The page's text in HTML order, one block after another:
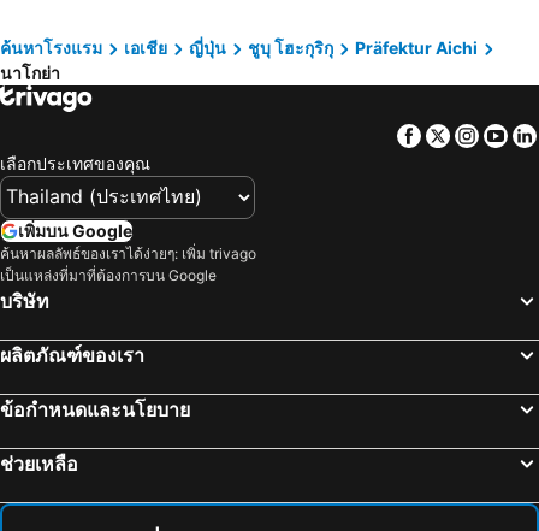
โรงแรมนาโกย่า แมริออท แอสโซเซีย
Hotel JAL City Nagoya Nishiki
Comfort Hotel Nagoya Meiekiminami
Kuwana, คินกิ โรงแรม
Komono, คินกิ โรงแรม
Suzuka, คินกิ โรงแรม
Mihama, ชูบุ โฮะกุริกุ โรงแรม
Matsusaka, คินกิ โรงแรม
ทากายามา, ชูบุ โฮะกุริกุ โรงแรม
มัตสึโมโต, ชูบุ โฮะกุริกุ โรงแรม
ชซโอกะ, ชูบุ โฮะกุริกุ โรงแรม
ชิราคาว่า, ชูบุ โฮะกุริกุ โรงแรม
กิฟุ, ชูบุ โฮะกุริกุ โรงแรม
โตเกียว, Kanto โรงแรม
เกียวโต, คินกิ โรงแรม
ค้นหาโรงแรม เอเชีย ญี่ปุ่น ชูบุ โฮะกุริกุ
Präfektur Aichi
นาโกย่า
Facebook
Twitter
เลือกประเทศของคุณ
เพิ่มบน Google
ค้นหาผลลัพธ์ของเราได้ง่ายๆ: เพิ่ม trivago
เป็นแหล่งที่มาที่ต้องการบน Google
บริษัท
ผลิตภัณฑ์ของเรา
ข้อกำหนดและนโยบาย
ช่วยเหลือ